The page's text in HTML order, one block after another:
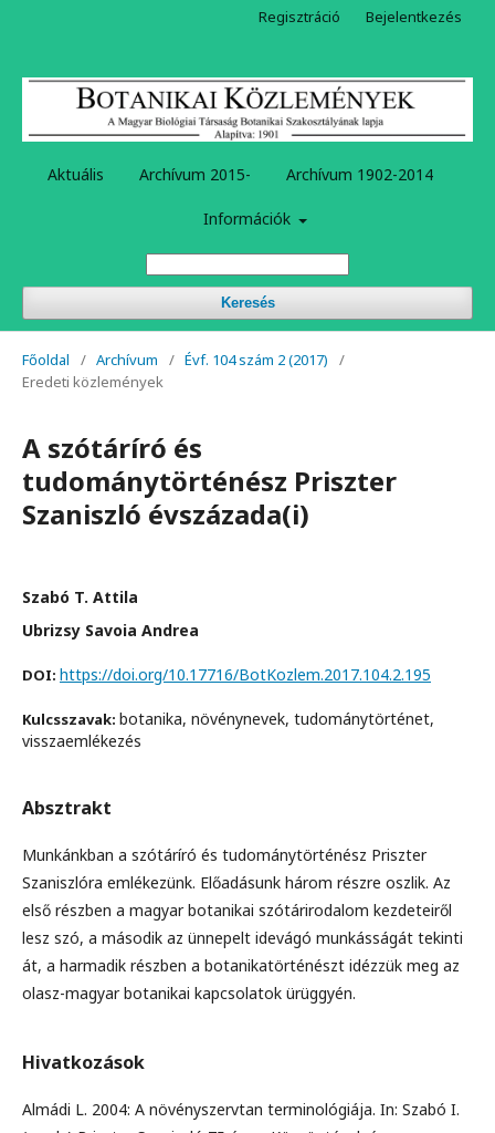
Aktuális Archívum 2015- Archívum 1902-2014
Információk
Keresés
Regisztráció Bejelentkezés
Főoldal / Archívum / Évf. 104 szám 2 (2017)
/
Eredeti közlemények
A szótáríró és
tudománytörténész Priszter
Szaniszló évszázada(i)
Szabó T. Attila
Ubrizsy Savoia Andrea
DOI: https://doi.org/10.17716/BotKozlem.2017.104.2.195
Kulcsszavak: botanika, növénynevek, tudománytörténet,
visszaemlékezés
Absztrakt
Munkánkban a szótáríró és tudománytörténész Priszter
Szaniszlóra emlékezünk. Előadásunk három részre oszlik. Az
első részben a magyar botanikai szótárirodalom kezdeteiről
lesz szó, a második az ünnepelt idevágó munkásságát tekinti
át, a harmadik részben a botanikatörténészt idézzük meg az
olasz-magyar botanikai kapcsolatok ürüggyén.
Hivatkozások
Almádi L. 2004: A növényszervtan terminológiája. In: Szabó I.